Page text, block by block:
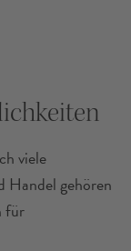
viele
Handel gehören
für